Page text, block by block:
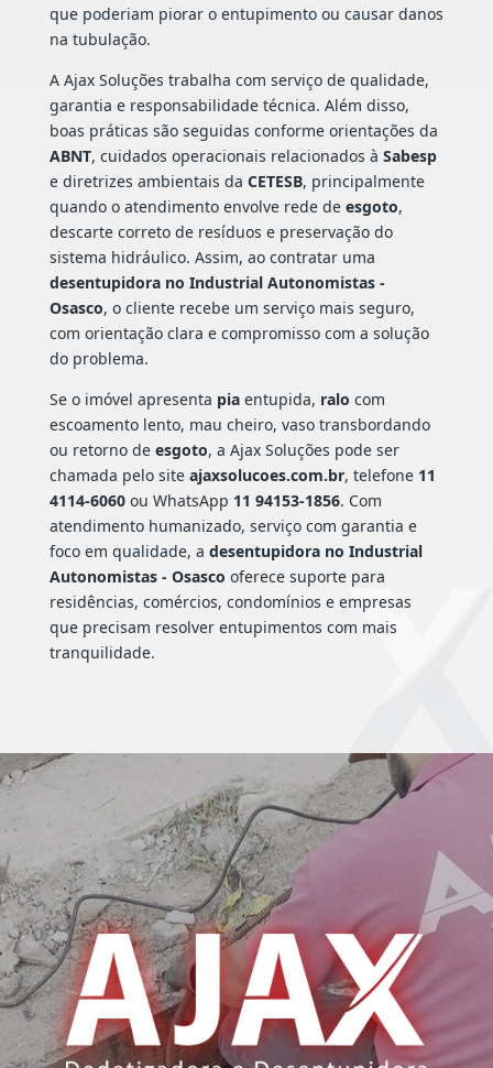
que poderiam piorar o entupimento ou causar danos
na tubulação.
A Ajax Soluções trabalha com serviço de qualidade,
garantia e responsabilidade técnica. Além disso,
boas práticas são seguidas conforme orientações da
ABNT, cuidados operacionais relacionados à Sabesp
e diretrizes ambientais da CETESB, principalmente
quando o atendimento envolve rede de esgoto,
descarte correto de resíduos e preservação do
sistema hidráulico. Assim, ao contratar uma
desentupidora no Industrial Autonomistas -
Osasco, o cliente recebe um serviço mais seguro,
com orientação clara e compromisso com a solução
do problema.
Se o imóvel apresenta piaentupida, ralo com
escoamento lento, mau cheiro, vaso transbordando
ou retorno de esgoto, a Ajax Soluções pode ser
chamada pelo site ajaxsolucoes.com.br, telefone 11
4114-6060ou WhatsApp 11 94153-1856. Com
atendimento humanizado, serviço com garantia e
foco em qualidade, a desentupidora no Industrial
Autonomistas - Osasco oferece suporte para
residências, comércios, condomínios e empresas
que precisam resolver entupimentos com mais
tranquilidade.